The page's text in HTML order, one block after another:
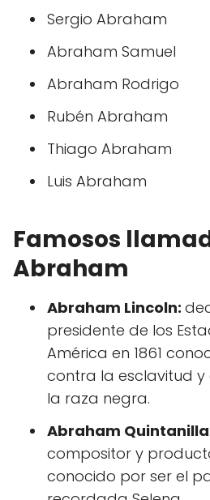
Sergio Abraham
Abraham Samuel
Abraham Rodrigo
Rubén Abraham
Thiago Abraham
Luis Abraham
Famosos
Abraham
Abraham Lincoln:
presidente de los
América en 1861
contra la esclavitud y
la raza negra.
Abraham Quintanilla
compositor y
conocido por ser el